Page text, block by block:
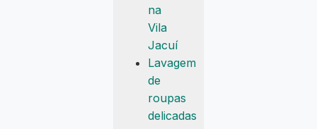
na
Vila
Jacuí
Lavagem
de
roupas
delicadas